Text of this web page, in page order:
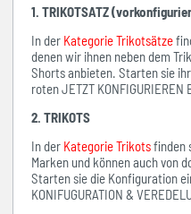
1. TRIKOTSATZ
In der Kategorie Trikotsätze
denen wir ihnen neben dem
Shorts anbieten. Starten sie
roten JETZT KONFIGURIEREN
2. TRIKOTS
In der Kategorie Trikotsfinden
Marken und können auch von
Starten sie die Konfiguration
KONIFUGURATION &